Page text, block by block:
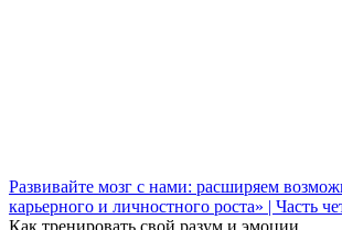
Развивайте мозг с нами: расширяем
карьерного и личностного роста» | Часть
Как тренировать свой разум и эмоции